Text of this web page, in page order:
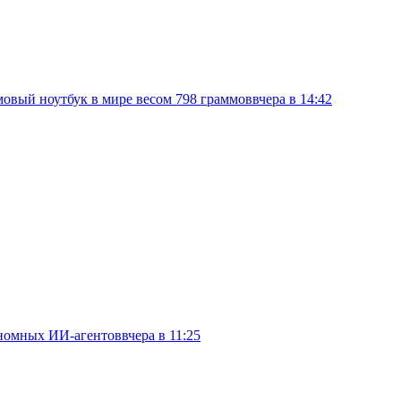
ноутбук в мире весом 798 граммоввчера в 14:42
ИИ-агентоввчера в 11:25